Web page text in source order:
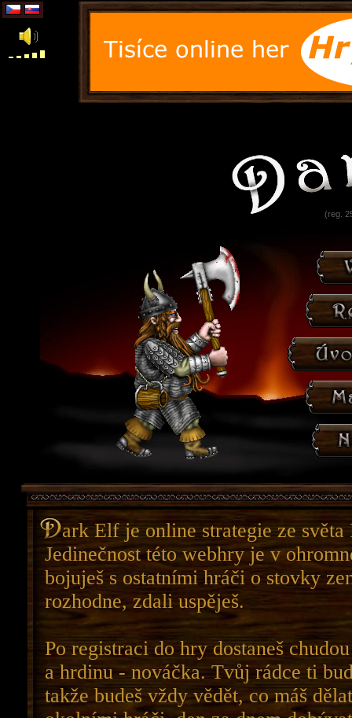
(reg.
ark Elf je online strategie ze světa
Jedinečnost této webhry je v
bojuješ s ostatními hráči o stovky
rozhodne, zdali uspěješ.
Po registraci do hry dostaneš
a hrdinu - nováčka. Tvůj rádce ti
takže budeš vždy vědět, co máš